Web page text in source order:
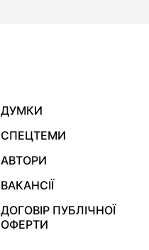
ДУМКИ
СПЕЦТЕМИ
АВТОРИ
ВАКАНСІЇ
ДОГОВІР ПУБЛІЧНОЇ
ОФЕРТИ